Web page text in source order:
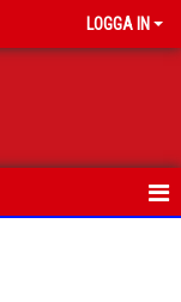
LOGGA IN